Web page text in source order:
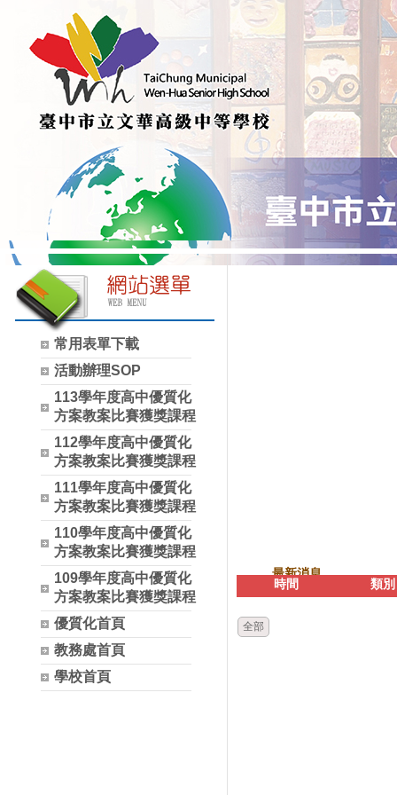
常用表單下載
活動辦理SOP
113學年度高中優質化
方案教案比賽獲獎課程
112學年度高中優質化
方案教案比賽獲獎課程
111學年度高中優質化
方案教案比賽獲獎課程
110學年度高中優質化
方案教案比賽獲獎課程
109學年度高中優質化
方案教案比賽獲獎課程
優質化首頁
教務處首頁
學校首頁
最新消息
時間 類別
全部